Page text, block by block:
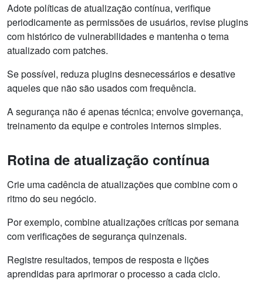
Adote políticas de atualização contínua, verifique
periodicamente as permissões de usuários, revise plugins
com histórico de vulnerabilidades e mantenha o tema
atualizado com patches.
Se possível, reduza plugins desnecessários e desative
aqueles que não são usados com frequência.
A segurança não é apenas técnica; envolve governança,
treinamento da equipe e controles internos simples.
Rotina de atualização contínua
Crie uma cadência de atualizações que combine com o
ritmo do seu negócio.
Por exemplo, combine atualizações críticas por semana
com verificações de segurança quinzenais.
Registre resultados, tempos de resposta e lições
aprendidas para aprimorar o processo a cada ciclo.